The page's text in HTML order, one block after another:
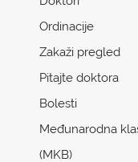
Ordinacije
Zakaži pregled
Pitajte doktora
Bolesti
Međunarodna
(MKB)